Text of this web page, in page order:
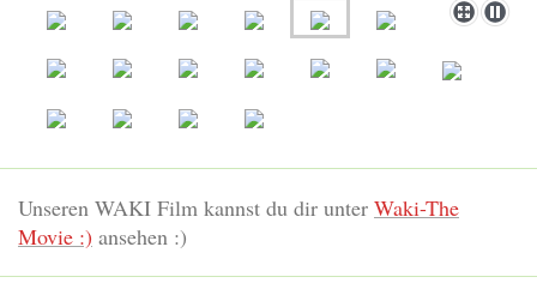
Unseren WAKI Film kannst du dir unter Waki-The
Movie :) ansehen :)